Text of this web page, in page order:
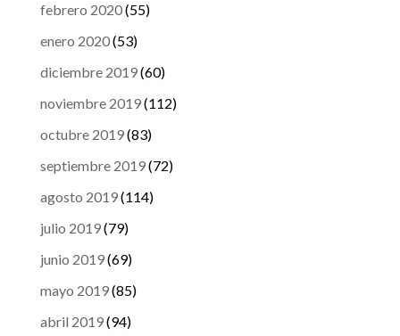
febrero 2020(55)
enero 2020(53)
diciembre 2019(60)
noviembre 2019(112)
octubre 2019(83)
septiembre 2019(72)
agosto 2019(114)
julio 2019(79)
junio 2019(69)
mayo 2019(85)
abril 2019(94)